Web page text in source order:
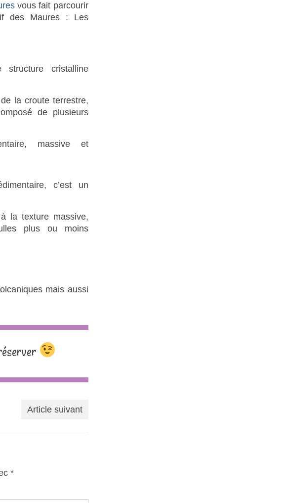
vous fait parcourir
des Maures : Les
cristalline
la croute terrestre,
de plusieurs
massive et
c’est un
la texture massive,
plus ou moins
mais aussi
Article suivant
*